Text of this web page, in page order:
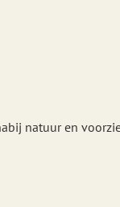
natuur en